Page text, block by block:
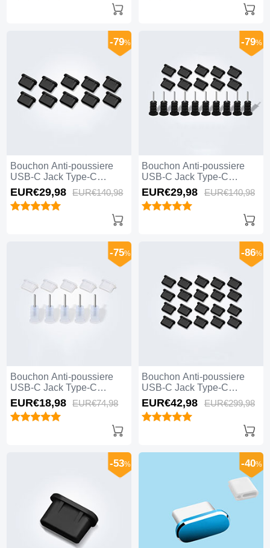
Bouchon Anti-poussiere
USB-C Jack Type-C
Universel 10PCS H01 Noir
-79%
EUR€29,98 EUR€140,98
Bouchon Anti-poussiere
USB-C Jack Type-C
Universel 10PCS Noir
-79%
EUR€29,98 EUR€140,98
Bouchon Anti-poussiere
USB-C Jack Type-C
Universel 5PCS Blanc
-75%
EUR€18,98 EUR€74,98
Bouchon Anti-poussiere
USB-C Jack Type-C
Universel 20PCS Noir
-86%
EUR€42,98 EUR€299,98
-53% -40%